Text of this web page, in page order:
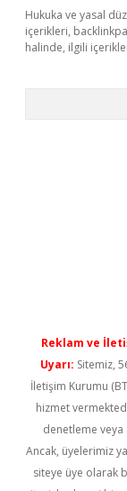
Hukuka ve yasal
içerikleri,
halinde, ilgili
Reklam ve
Uyarı: Sitemiz,
İletişim Kurumu
hizmet
denetleme veya
Ancak, üyelerimiz
siteye üye olarak